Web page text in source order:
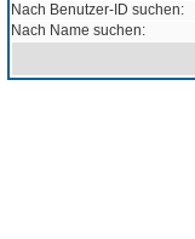
Nach Benutzer-ID suchen:
Nach Name suchen: